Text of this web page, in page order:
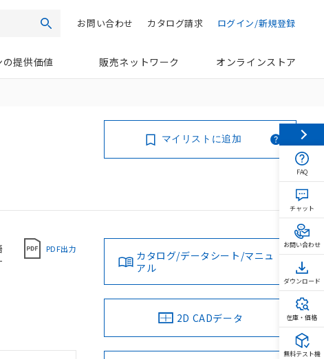
検索 ログイン/新規登録
カタログ請求
お問い合わせ
の提供価値 販売ネットワーク オンラインストア
マイリストに追加
PDF出力
カタログ/データシート/マニュ
アル
2D CADデータ
FAQ
チャット
お問い合わせ
ダウンロード
在庫・価格
無料テスト機